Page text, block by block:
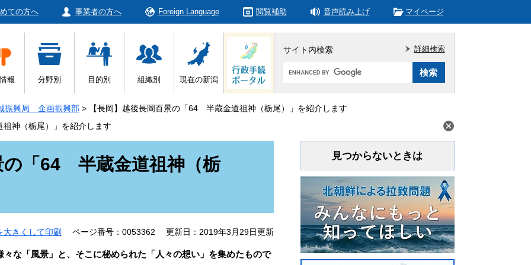
ての方へ 事業者の方へ Foreign Language 閲覧補助 音声読み上げ マイページ
報 分野別 目的別 組織別 現在の新潟
サイト内検索
Google
ム
詳細検索
振興局 企画振興部 >
【長岡】越後長岡百景の「64 半蔵金道祖神（栃尾）」を紹介します
神（栃尾）」を紹介します
の「64 半蔵金道祖神（栃
大きくして印刷 ページ番号：0053362 更新日：2019年3月29日更新
な「風景」と、そこに秘められた「人々の想い」を集めたもので
見つからないときは